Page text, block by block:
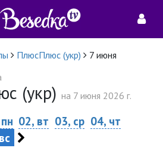
ПлюсПлюс (укр)
7 июня
(укр) на 7 июня 2026 г.
02, вт 03, ср 04, чт